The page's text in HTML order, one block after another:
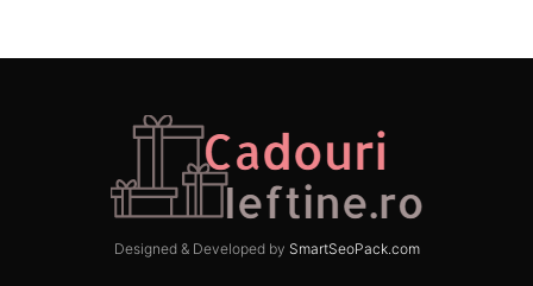
Designed & Developed by SmartSeoPack.com